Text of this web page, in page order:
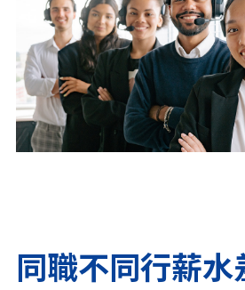
同職不同行薪水